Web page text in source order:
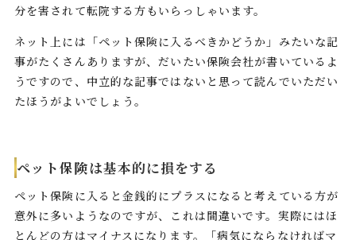
分を害されて転院する方もいらっしゃいます。
ネット上には「ペット保険に入るべきかどうか」みたいな記
事がたくさんありますが、だいたい保険会社が書いているよ
うですので、中立的な記事ではないと思って読んでいただい
たほうがよいでしょう。
ペット保険は基本的に損をする
ペット保険に入ると金銭的にプラスになると考えている方が
意外に多いようなのですが、これは間違いです。実際にはほ
とんどの方はマイナスになります。「病気にならなければマ